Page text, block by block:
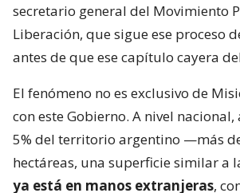
secretario general del Movimiento
Liberación, que sigue ese proceso
antes de que ese capítulo cayera
El fenómeno no es exclusivo de
con este Gobierno. A nivel
5% del territorio argentino —más
hectáreas, una superficie similar
ya está en manos extranjeras,